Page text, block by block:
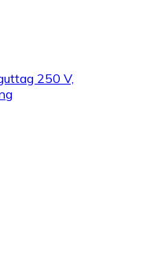
250 V,